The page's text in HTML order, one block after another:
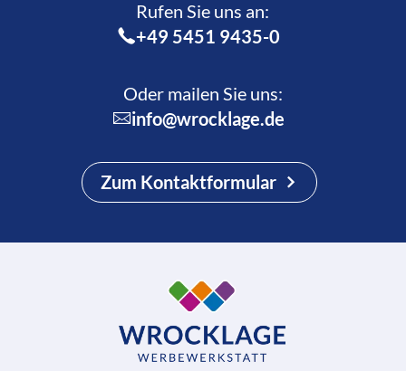
Rufen Sie uns an:­
+49 5451 9435-0
Oder mailen Sie uns:
info@wrocklage.de
Zum Kontaktformular